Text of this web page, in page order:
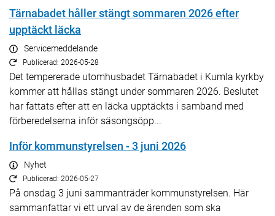
Tärnabadet håller stängt sommaren 2026 efter
upptäckt läcka
Servicemeddelande
Publicerad: 2026-05-28
Det tempererade utomhusbadet Tärnabadet i Kumla kyrkby
kommer att hållas stängt under sommaren 2026. Beslutet
har fattats efter att en läcka upptäckts i samband med
förberedelserna inför säsongsöpp...
Inför kommunstyrelsen - 3 juni 2026
Nyhet
Publicerad: 2026-05-27
På onsdag 3 juni sammanträder kommunstyrelsen. Här
sammanfattar vi ett urval av de ärenden som ska